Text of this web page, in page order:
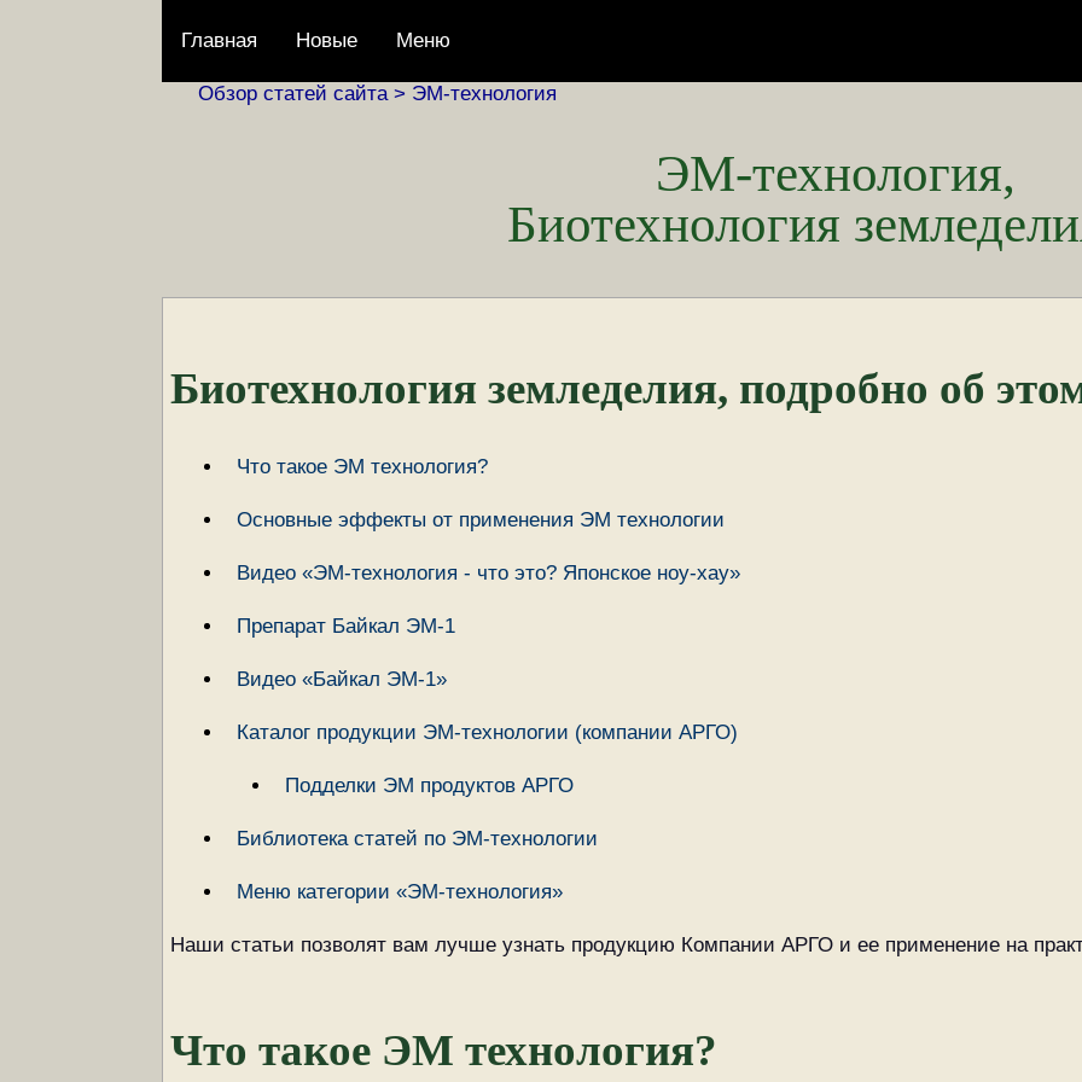
Главная Новые Меню
Обзор статей сайта > ЭМ-технология
ЭМ-технология,
Биотехнология
Биотехнология земледелия, подробно об
Что такое ЭМ технология?
Основные эффекты от применения ЭМ технологии
Видео «ЭМ-технология - что это? Японское ноу-хау»
Препарат Байкал ЭМ-1
Видео «Байкал ЭМ-1»
Каталог продукции ЭМ-технологии (компании АРГО)
Подделки ЭМ продуктов АРГО
Библиотека статей по ЭМ-технологии
Меню категории «ЭМ-технология»
Наши статьи позволят вам лучше узнать продукцию Компании АРГО и ее применение на
Что такое ЭМ технология?